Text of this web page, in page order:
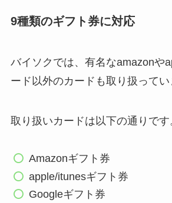
9種類のギフト券に対応
バイソクでは、有名なamazonや
ード以外のカードも取り扱ってい
取り扱いカードは以下の通りです
Amazonギフト券
apple/itunesギフト券
Googleギフト券